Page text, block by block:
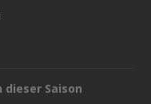
Saison